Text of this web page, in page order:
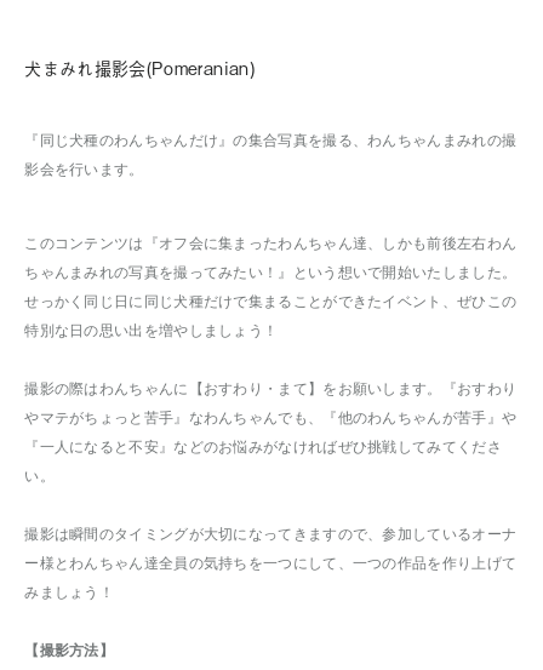
犬まみれ撮影会(Pomeranian)
『同じ犬種のわんちゃんだけ』の集合写真を撮る、わんちゃんまみれの撮
影会を行います。
このコンテンツは『オフ会に集まったわんちゃん達、しかも前後左右わん
ちゃんまみれの写真を撮ってみたい！』という想いで開始いたしました。
せっかく同じ日に同じ犬種だけで集まることができたイベント、ぜひこの
特別な日の思い出を増やしましょう！
撮影の際はわんちゃんに【おすわり・まて】をお願いします。『おすわり
やマテがちょっと苦手』なわんちゃんでも、『他のわんちゃんが苦手』や
『一人になると不安』などのお悩みがなければぜひ挑戦してみてくださ
い。
撮影は瞬間のタイミングが大切になってきますので、参加しているオーナ
ー様とわんちゃん達全員の気持ちを一つにして、一つの作品を作り上げて
みましょう！
【撮影方法】